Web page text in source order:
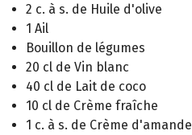
2 c. à s. de Huile d'olive
1 Ail
Bouillon de légumes
20 cl de Vin blanc
40 cl de Lait de coco
10 cl de Crème fraîche
1 c. à s. de Crème d'amande